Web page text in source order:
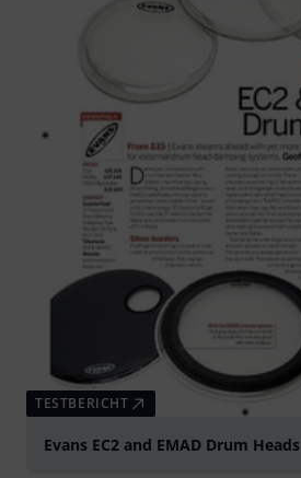
TESTBERICHT
Evans EC2 and EMAD Drum Heads